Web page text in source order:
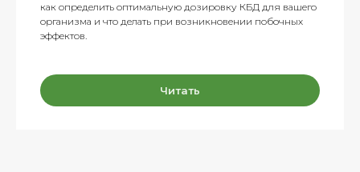
как определить оптимальную дозировку КБД для вашего
организма и что делать при возникновении побочных
эффектов.
Читать